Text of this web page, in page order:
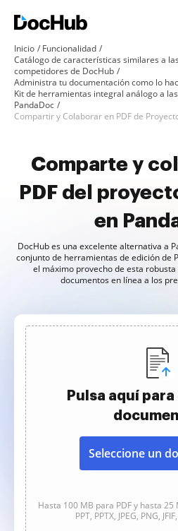
Inicio
Funcionalidad
Catálogo de características similares a
competidores de DocHub
Administra tu documentación como lo
Kit de herramientas integral análogo a
PandaDoc
Comparte y
PDF del
en
DocHub es una excelente alternativa a
conjunto de herramientas de edición de
el máximo provecho de esta
documentos en línea a los
Pulsa aquí
Seleccione un
Hasta 100 MB para PDF y hasta 25
PPT, PPTX, JPEG, PNG,